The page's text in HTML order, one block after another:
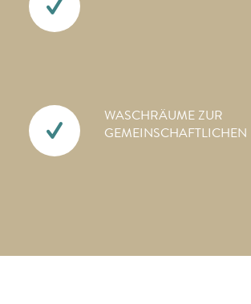
WASCHRÄUME ZUR
GEMEINSCHAFTLICHEN